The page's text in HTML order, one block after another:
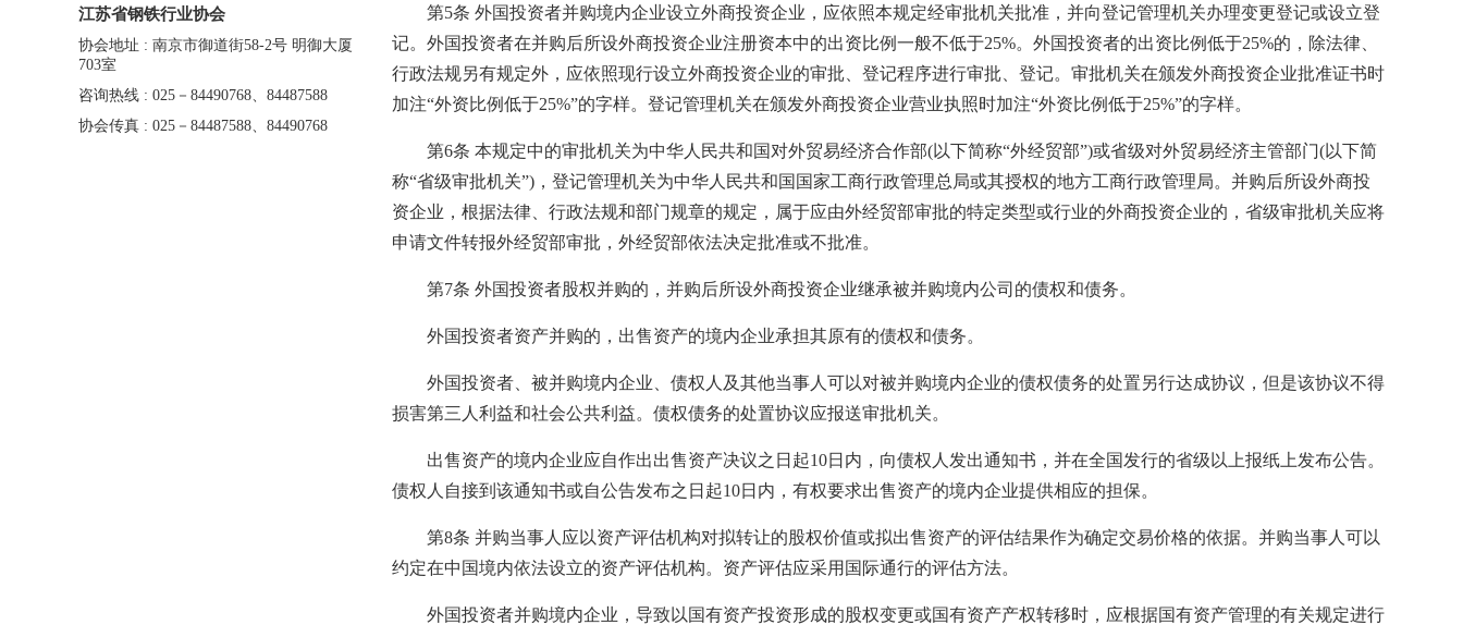
江苏省钢铁行业协会
协会地址 : 南京市御道街58-2号 明御大厦
703室
咨询热线 : 025－84490768、84487588
协会传真 : 025－84487588、84490768
第5条 外国投资者并购境内企业设立外商投资企业，应依照本规定经审批机关批准，并向登记管理机关办理变更登记或设立登
记。外国投资者在并购后所设外商投资企业注册资本中的出资比例一般不低于25%。外国投资者的出资比例低于25%的，除法律、
行政法规另有规定外，应依照现行设立外商投资企业的审批、登记程序进行审批、登记。审批机关在颁发外商投资企业批准证书时
加注“外资比例低于25%”的字样。登记管理机关在颁发外商投资企业营业执照时加注“外资比例低于25%”的字样。
第6条 本规定中的审批机关为中华人民共和国对外贸易经济合作部(以下简称“外经贸部”)或省级对外贸易经济主管部门(以下简
称“省级审批机关”)，登记管理机关为中华人民共和国国家工商行政管理总局或其授权的地方工商行政管理局。并购后所设外商投
资企业，根据法律、行政法规和部门规章的规定，属于应由外经贸部审批的特定类型或行业的外商投资企业的，省级审批机关应将
申请文件转报外经贸部审批，外经贸部依法决定批准或不批准。
第7条 外国投资者股权并购的，并购后所设外商投资企业继承被并购境内公司的债权和债务。
外国投资者资产并购的，出售资产的境内企业承担其原有的债权和债务。
外国投资者、被并购境内企业、债权人及其他当事人可以对被并购境内企业的债权债务的处置另行达成协议，但是该协议不得
损害第三人利益和社会公共利益。债权债务的处置协议应报送审批机关。
出售资产的境内企业应自作出出售资产决议之日起10日内，向债权人发出通知书，并在全国发行的省级以上报纸上发布公告。
债权人自接到该通知书或自公告发布之日起10日内，有权要求出售资产的境内企业提供相应的担保。
第8条 并购当事人应以资产评估机构对拟转让的股权价值或拟出售资产的评估结果作为确定交易价格的依据。并购当事人可以
约定在中国境内依法设立的资产评估机构。资产评估应采用国际通行的评估方法。
外国投资者并购境内企业，导致以国有资产投资形成的股权变更或国有资产产权转移时，应根据国有资产管理的有关规定进行